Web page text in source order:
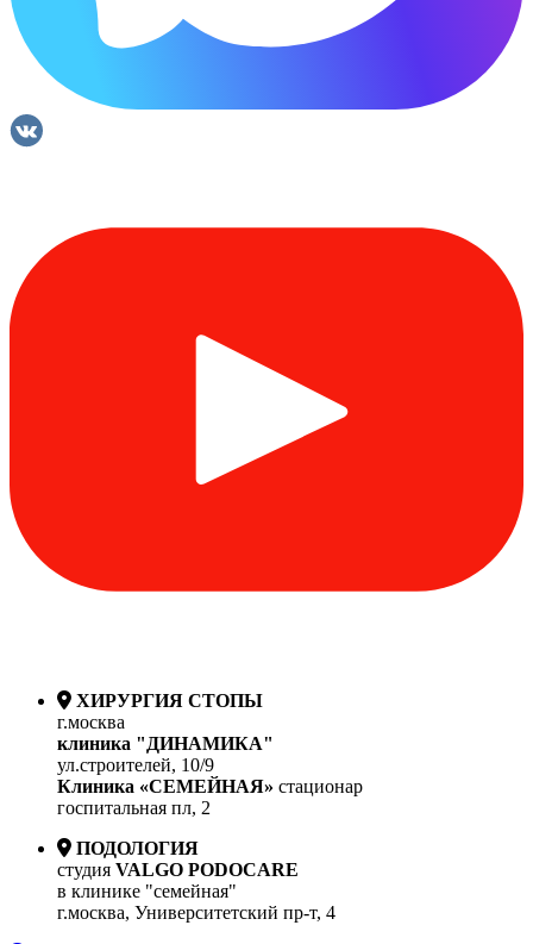
ХИРУРГИЯ СТОПЫ
г.москва
клиника "ДИНАМИКА"
ул.строителей, 10/9
Клиника «СЕМЕЙНАЯ» стационар
госпитальная пл, 2
ПОДОЛОГИЯ
студия VALGO PODOCARE
в клинике "семейная"
г.москва, Университетский пр-т, 4